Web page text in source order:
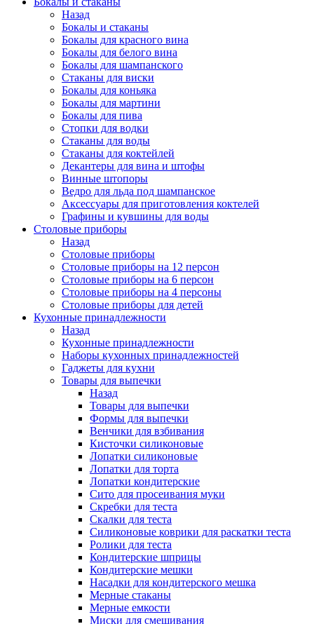
Назад
Бокалы и стаканы
Бокалы для красного вина
Бокалы для белого вина
Бокалы для шампанского
Стаканы для виски
Бокалы для коньяка
Бокалы для мартини
Бокалы для пива
Стопки для водки
Стаканы для воды
Стаканы для коктейлей
Декантеры для вина и штофы
Винные штопоры
Ведро для льда под шампанское
Аксессуары для приготовления коктелей
Графины и кувшины для воды
Столовые приборы
Назад
Столовые приборы
Столовые приборы на 12 персон
Столовые приборы на 6 персон
Столовые приборы на 4 персоны
Столовые приборы для детей
Кухонные принадлежности
Назад
Кухонные принадлежности
Наборы кухонных принадлежностей
Гаджеты для кухни
Товары для выпечки
Назад
Товары для выпечки
Формы для выпечки
Венчики для взбивания
Кисточки силиконовые
Лопатки силиконовые
Лопатки для торта
Лопатки кондитерские
Сито для просеивания муки
Скребки для теста
Скалки для теста
Силиконовые коврики для раскатки теста
Ролики для теста
Кондитерские шприцы
Кондитерские мешки
Насадки для кондитерского мешка
Мерные стаканы
Мерные емкости
Миски для смешивания